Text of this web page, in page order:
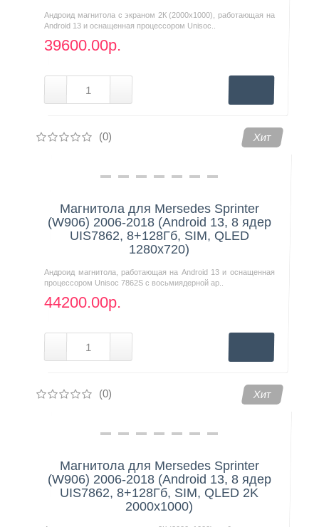
Андроид магнитола с экраном 2К (2000х1000), работающая на
Android 13 и оснащенная процессором Unisoc..
39600.00р.
(0) Хит
Магнитола для Mersedes Sprinter
(W906) 2006-2018 (Android 13, 8 ядер
UIS7862, 8+128Гб, SIM, QLED
1280x720)
Андроид магнитола, работающая на Android 13 и оснащенная
процессором Unisoc 7862S с восьмиядерной ар..
44200.00р.
(0) Хит
Магнитола для Mersedes Sprinter
(W906) 2006-2018 (Android 13, 8 ядер
UIS7862, 8+128Гб, SIM, QLED 2K
2000x1000)